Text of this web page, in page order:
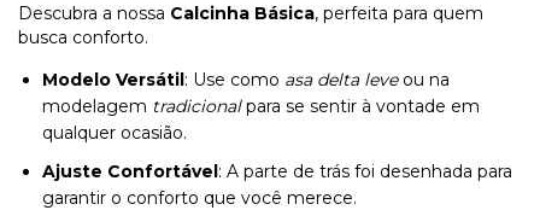
Descubra a nossa Calcinha Básica, perfeita para quem
busca conforto.
Modelo Versátil: Use como asa delta leveou na
modelagem tradicionalpara se sentir à vontade em
qualquer ocasião.
Ajuste Confortável: A parte de trás foi desenhada para
garantir o conforto que você merece.